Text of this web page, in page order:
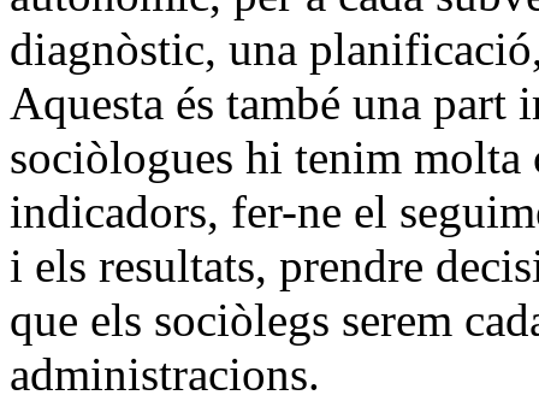
diagnòstic, una
Aquesta és també una
sociòlogues hi tenim molta
indicadors, fer-ne el
i els resultats, prendre
que els sociòlegs serem
administracions.